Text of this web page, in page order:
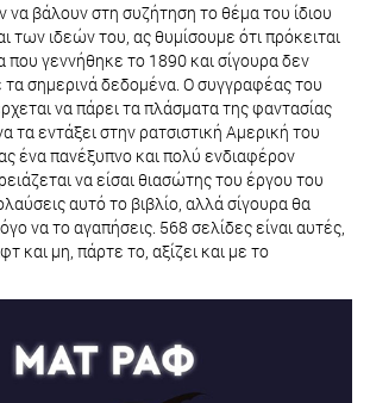
βάλουν στη συζήτηση το θέμα του ίδιου
των ιδεών του, ας θυμίσουμε ότι πρόκειται
που γεννήθηκε το 1890 και σίγουρα δεν
τα σημερινά δεδομένα. Ο συγγραφέας του
να πάρει τα πλάσματα της φαντασίας
τα εντάξει στην ρατσιστική Αμερική του
ένα πανέξυπνο και πολύ ενδιαφέρον
να είσαι θιασώτης του έργου του
αυτό το βιβλίο, αλλά σίγουρα θα
να το αγαπήσεις. 568 σελίδες είναι αυτές,
και μη, πάρτε το, αξίζει και με το